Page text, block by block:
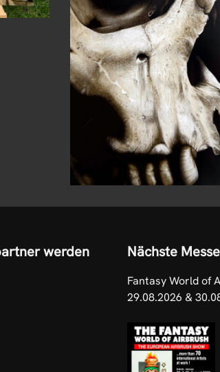
werden Nächste
Fantasy World of
29.08.2026 &